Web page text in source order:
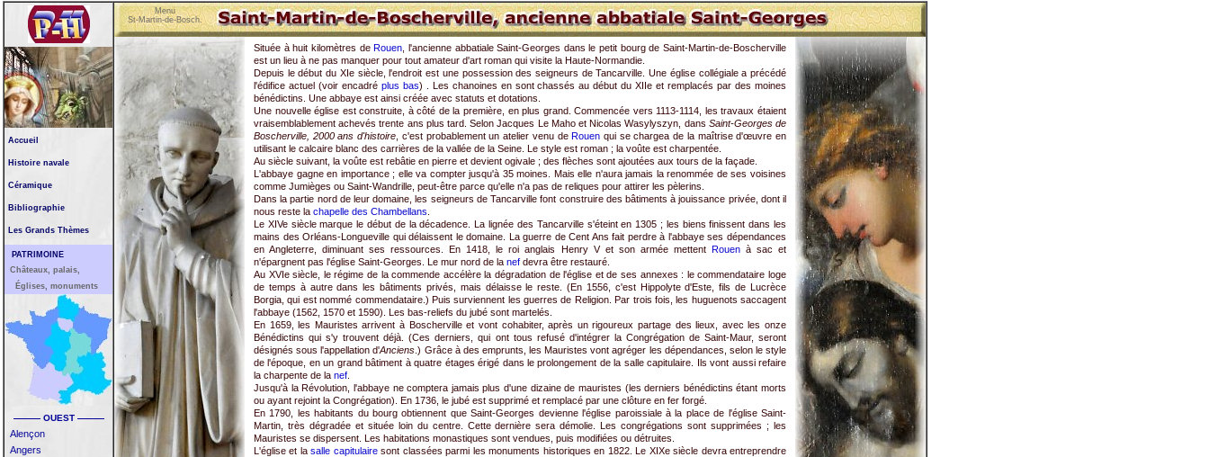
Accueil
Histoire navale
Céramique
Bibliographie
Les Grands Thèmes
PATRIMOINE
Châteaux, palais,
Églises, monuments
——— OUEST ———
Alençon
Angers
Située à huit kilomètres deRouen , l'ancienne abbatiale Saint-Georges dans le petit bourg de Saint-Martin-de-Boscherville
est un lieu à ne pas manquer pour tout amateur d'art roman qui visite la Haute-Normandie.
Depuis le début du XIe siècle, l'endroit est une possession des seigneurs de Tancarville. Une église collégiale a précédé
l'édifice actuel (voir encadré plus bas) . Les chanoines en sont chassés au début du XIIe et remplacés par des moines
bénédictins. Une abbaye est ainsi créée avec statuts et dotations.
Une nouvelle église est construite, à côté de la première, en plus grand. Commencée vers 1113-1114, les travaux étaient
vraisemblablement achevés trente ans plus tard. Selon Jacques Le Maho et Nicolas Wasylyszyn, dans Saint-Georges de
Boscherville, 2000 ans d'histoire , c'est probablement un atelier venu deRouen qui se chargea de la maîtrise d'œuvre en
utilisant le calcaire blanc des carrières de la vallée de la Seine. Le style est roman ; la voûte est charpentée.
Au siècle suivant, la voûte est rebâtie en pierre et devient ogivale ; des flèches sont ajoutées aux tours de la façade.
L'abbaye gagne en importance ; elle va compter jusqu'à 35 moines. Mais elle n'aura jamais la renommée de ses voisines
comme Jumièges ou Saint-Wandrille, peut-être parce qu'elle n'a pas de reliques pour attirer les pèlerins.
Dans la partie nord de leur domaine, les seigneurs de Tancarville font construire des bâtiments à jouissance privée, dont il
nous reste la chapelle des Chambellans
Le XIVe siècle marque le début de la décadence. La lignée des Tancarville s'éteint en 1305 ; les biens finissent dans les
mains des Orléans-Longueville qui délaissent le domaine. La guerre de Cent Ans fait perdre à l'abbaye ses dépendances
en Angleterre, diminuant ses ressources. En 1418, le roi anglais Henry V et son armée mettent Rouenà sac et
n'épargnent pas l'église Saint-Georges. Le mur nord de la nef devra être restauré.
Au XVIe siècle, le régime de la commende accélère la dégradation de l'église et de ses annexes : le commendataire loge
de temps à autre dans les bâtiments privés, mais délaisse le reste. (En 1556, c'est Hippolyte d'Este, fils de Lucrèce
Borgia, qui est nommé commendataire.) Puis surviennent les guerres de Religion. Par trois fois, les huguenots saccagent
l'abbaye (1562, 1570 et 1590). Les bas-reliefs du jubé sont martelés.
En 1659, les Mauristes arrivent à Boscherville et vont cohabiter, après un rigoureux partage des lieux, avec les onze
Bénédictins qui s'y trouvent déjà. (Ces derniers, qui ont tous refusé d'intégrer la Congrégation de Saint-Maur, seront
désignés sous l'appellation d'Anciens .) Grâce à des emprunts, les Mauristes vont agréger les dépendances, selon le style
de l'époque, en un grand bâtiment à quatre étages érigé dans le prolongement de la salle capitulaire. Ils vont aussi refaire
la charpente de la nef
Jusqu'à la Révolution, l'abbaye ne comptera jamais plus d'une dizaine de mauristes (les derniers bénédictins étant morts
ou ayant rejoint la Congrégation). En 1736, le jubé est supprimé et remplacé par une clôture en fer forgé.
En 1790, les habitants du bourg obtiennent que Saint-Georges devienne l'église paroissiale à la place de l'église Saint-
Martin, très dégradée et située loin du centre. Cette dernière sera démolie. Les congrégations sont supprimées ; les
Mauristes se dispersent. Les habitations monastiques sont vendues, puis modifiées ou détruites.
L'église et lasalle capitulairesont classées parmi les monuments historiques en 1822. Le XIXe siècle devra entreprendre
Menu
St-Martin-de-Bosch.